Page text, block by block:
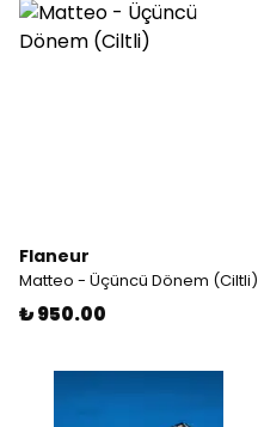
Flaneur
Matteo - Üçüncü Dönem (Ciltli)
₺ 950.00